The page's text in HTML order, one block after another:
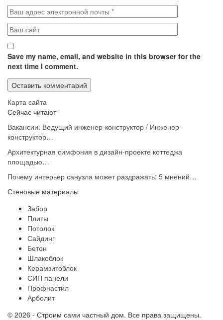
Save my name, email, and website in this browser for the
next time I comment.
Карта сайта
Сейчас читают
Вакансии: Ведущий инженер-конструктор / Инженер-
конструктор…
Архитектурная симфония в дизайн-проекте коттеджа
площадью…
Почему интерьер санузла может раздражать: 5 мнений…
Стеновые материалы
Забор
Плиты
Потолок
Сайдинг
Бетон
Шлакоблок
Керамзитоблок
СИП панели
Профнастил
Арболит
© 2026 - Строим сами частный дом. Все права защищены.